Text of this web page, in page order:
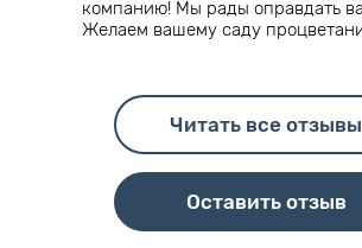
компанию! Мы рады оправдать
Желаем вашему саду
Читать все отзывы
Оставить отзыв